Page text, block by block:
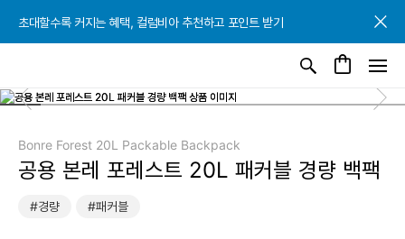
초대할수록 커지는 혜택, 컬럼비아 추천하고 포인트 받기
초대할수록 커지는 혜택, 컬럼비아 추천하고 포인트 받기
초대할수록 커지는 혜택, 컬럼비아 추천하고 포인트 받기
Bonre Forest 20L Packable Backpack
공용 본레 포레스트 20L 패커블 경량 백팩
#경량 #패커블